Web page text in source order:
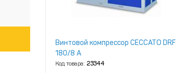
Винтовой компрессор CECCATO DRF
180/8 A
Код товара: 23344